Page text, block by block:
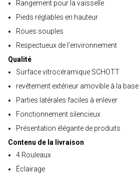
Rangement pour la vaisselle
Pieds réglables en hauteur
Roues souples
Respectueux de l'environnement
Qualité
Surface vitrocéramique SCHOTT
revêtement extérieur amovible à la base
Parties latérales faciles à enlever
Fonctionnement silencieux
Présentation élégante de produits
Contenu de la livraison
4 Rouleaux
Éclairage